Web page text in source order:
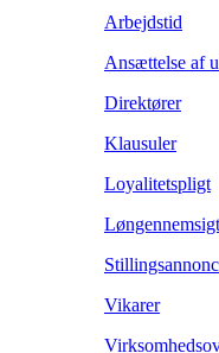
Arbejdstid
Ansættelse af
Direktører
Klausuler
Loyalitetspligt
Vikarer